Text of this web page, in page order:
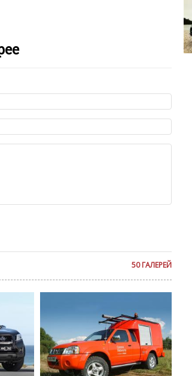
вам нужно придерживаться
— избегайте односложных и чисто
оскорбления и нецензурную лексику, а
направленные на разжигание расовой,
только после модерации, поэтому
опозданием.
50 ГАЛЕРЕЙ